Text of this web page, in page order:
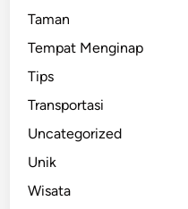
Taman
Tempat Menginap
Tips
Transportasi
Uncategorized
Unik
Wisata